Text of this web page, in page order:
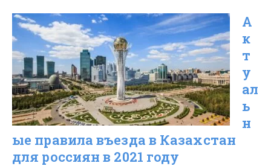
Москву
без
прививки
от
коронавируса
в
2021
году
А
к
т
у
ал
ь
н
ые правила въезда в Казахстан
для россиян в 2021 году